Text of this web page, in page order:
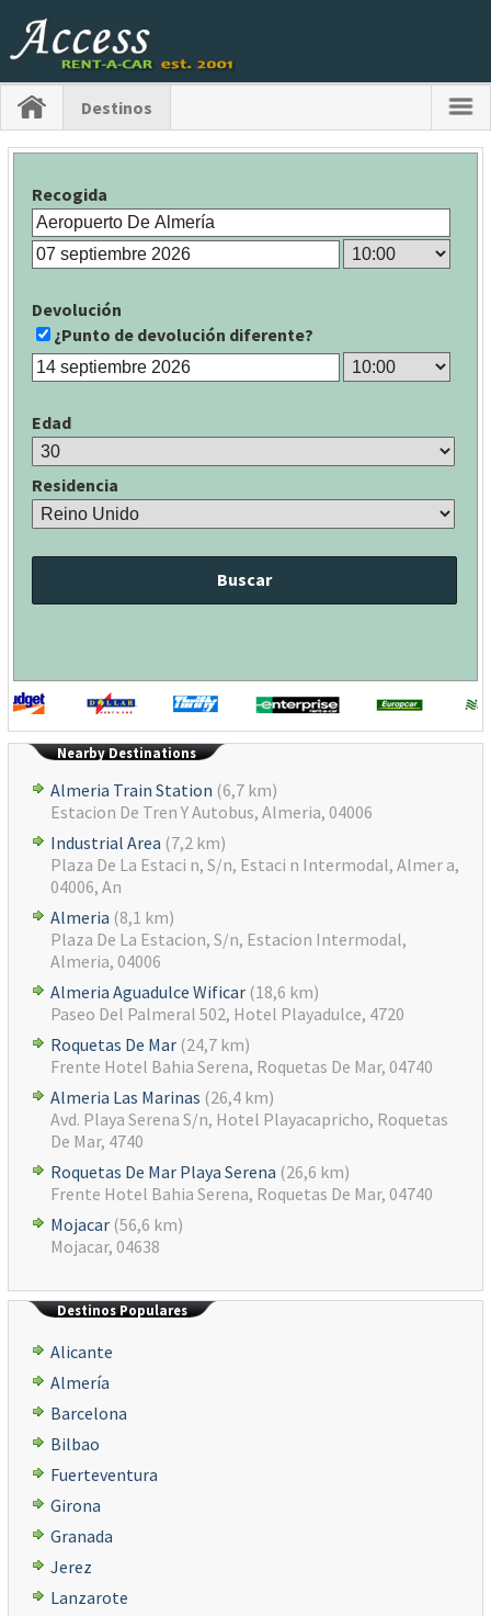
Destinos
Recogida
Devolución
¿Punto de devolución diferente?
Edad
Residencia
Buscar
Nearby Destinations
Almeria Train Station (6,7 km)
Estacion De Tren Y Autobus, Almeria, 04006
Industrial Area (7,2 km)
Plaza De La Estaci n, S/n, Estaci n Intermodal, Almer a,
04006, An
Almeria (8,1 km)
Plaza De La Estacion, S/n, Estacion Intermodal,
Almeria, 04006
Almeria Aguadulce Wificar (18,6 km)
Paseo Del Palmeral 502, Hotel Playadulce, 4720
Roquetas De Mar (24,7 km)
Frente Hotel Bahia Serena, Roquetas De Mar, 04740
Almeria Las Marinas (26,4 km)
Avd. Playa Serena S/n, Hotel Playacapricho, Roquetas
De Mar, 4740
Roquetas De Mar Playa Serena (26,6 km)
Frente Hotel Bahia Serena, Roquetas De Mar, 04740
Mojacar (56,6 km)
Mojacar, 04638
Destinos Populares
Alicante
Almería
Barcelona
Bilbao
Fuerteventura
Girona
Granada
Jerez
Lanzarote